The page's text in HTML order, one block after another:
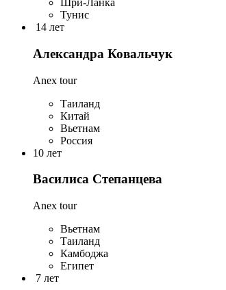
Шри-Ланка
Тунис
14 лет
Александра Ковальчук
Anex tour
Таиланд
Китай
Вьетнам
Россия
10 лет
Василиса Степанцева
Anex tour
Вьетнам
Таиланд
Камбоджа
Египет
7 лет